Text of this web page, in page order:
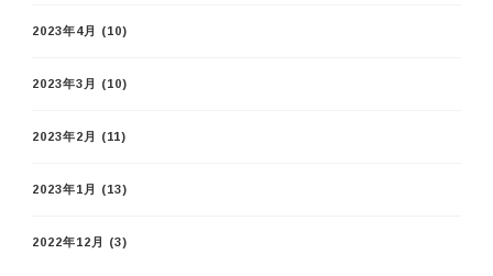
2023年4月 (10)
2023年3月 (10)
2023年2月 (11)
2023年1月 (13)
2022年12月 (3)